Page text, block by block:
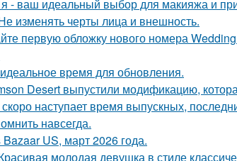
- ваш идеальный выбор для макияжа и
изменять черты лица и внешность.
первую обложку нового номера
время для обновления.
Desert выпустили модификацию,
наступает время выпускных,
навсегда.
US, март 2026 года.
молодая девушка в стиле